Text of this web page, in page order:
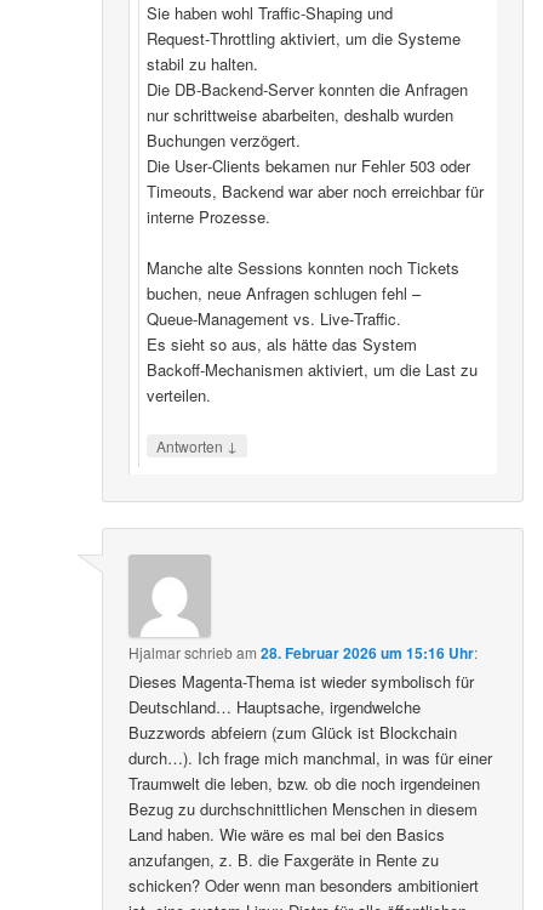
Sie haben wohl Traffic‑Shaping und
Request‑Throttling aktiviert, um die Systeme
stabil zu halten.
Die DB‑Backend-Server konnten die Anfragen
nur schrittweise abarbeiten, deshalb wurden
Buchungen verzögert.
Die User‑Clients bekamen nur Fehler 503 oder
Timeouts, Backend war aber noch erreichbar für
interne Prozesse.
Manche alte Sessions konnten noch Tickets
buchen, neue Anfragen schlugen fehl –
Queue‑Management vs. Live‑Traffic.
Es sieht so aus, als hätte das System
Backoff‑Mechanismen aktiviert, um die Last zu
verteilen.
Antworten ↓
Hjalmarschriebam28. Februar 2026 um 15:16 Uhr:
Dieses Magenta-Thema ist wieder symbolisch für
Deutschland… Hauptsache, irgendwelche
Buzzwords abfeiern (zum Glück ist Blockchain
durch…). Ich frage mich manchmal, in was für einer
Traumwelt die leben, bzw. ob die noch irgendeinen
Bezug zu durchschnittlichen Menschen in diesem
Land haben. Wie wäre es mal bei den Basics
anzufangen, z. B. die Faxgeräte in Rente zu
schicken? Oder wenn man besonders ambitioniert